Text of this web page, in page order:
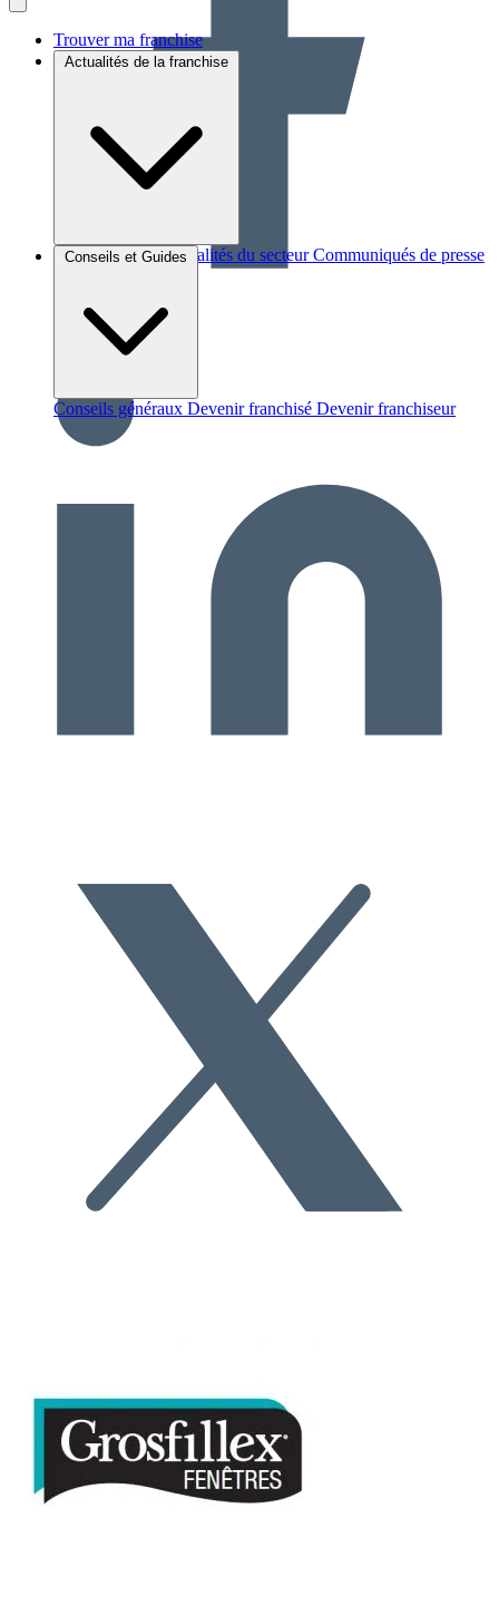
Trouver ma franchise
Actualités de la franchise
Brèves et actus Actualités du secteur Communiqués de presse
Conseils et Guides
Conseils généraux Devenir franchisé Devenir franchiseur